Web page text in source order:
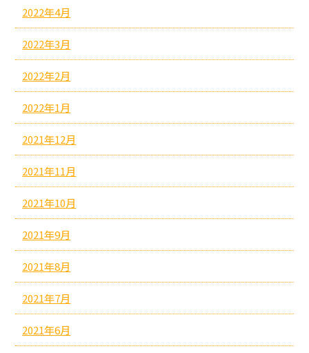
2022年4月
2022年3月
2022年2月
2022年1月
2021年12月
2021年11月
2021年10月
2021年9月
2021年8月
2021年7月
2021年6月